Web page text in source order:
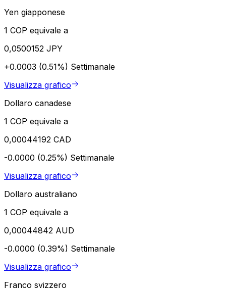
Yen giapponese
1 COP equivale a
0,0500152 JPY
+0.0003 (0.51%) Settimanale
Visualizza grafico
Dollaro canadese
1 COP equivale a
0,00044192 CAD
-0.0000 (0.25%) Settimanale
Visualizza grafico
Dollaro australiano
1 COP equivale a
0,00044842 AUD
-0.0000 (0.39%) Settimanale
Visualizza grafico
Franco svizzero